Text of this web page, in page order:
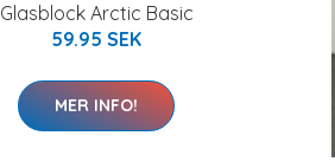
Glasblock Arctic Basic
59.95 SEK
MER INFO!